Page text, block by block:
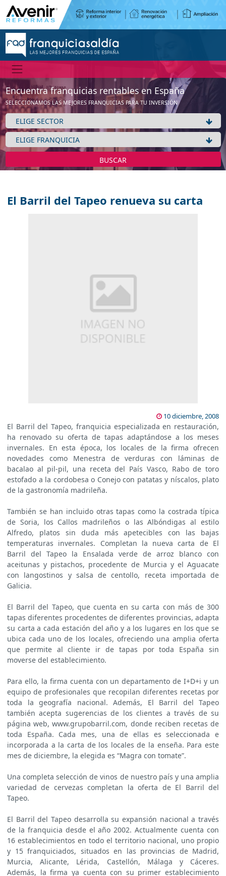
Encuentra franquicias rentables en España
SELECCIONAMOS LAS MEJORES FRANQUICIAS PARA TU INVERSIÓN
BUSCAR
El Barril del Tapeo renueva su carta
10 diciembre, 2008
El Barril del Tapeo, franquicia especializada en restauración,
ha renovado su oferta de tapas adaptándose a los meses
invernales. En esta época, los locales de la firma ofrecen
novedades como Menestra de verduras con láminas de
bacalao al pil-pil, una receta del País Vasco, Rabo de toro
estofado a la cordobesa o Conejo con patatas y níscalos, plato
de la gastronomía madrileña.
También se han incluido otras tapas como la costrada típica
de Soria, los Callos madrileños o las Albóndigas al estilo
Alfredo, platos sin duda más apetecibles con las bajas
temperaturas invernales. Completan la nueva carta de El
Barril del Tapeo la Ensalada verde de arroz blanco con
aceitunas y pistachos, procedente de Murcia y el Aguacate
con langostinos y salsa de centollo, receta importada de
Galicia.
El Barril del Tapeo, que cuenta en su carta con más de 300
tapas diferentes procedentes de diferentes provincias, adapta
su carta a cada estación del año y a los lugares en los que se
ubica cada uno de los locales, ofreciendo una amplia oferta
que permite al cliente ir de tapas por toda España sin
moverse del establecimiento.
Para ello, la firma cuenta con un departamento de I+D+i y un
equipo de profesionales que recopilan diferentes recetas por
toda la geografía nacional. Además, El Barril del Tapeo
también acepta sugerencias de los clientes a través de su
página web, www.grupobarril.com, donde reciben recetas de
toda España. Cada mes, una de ellas es seleccionada e
incorporada a la carta de los locales de la enseña. Para este
mes de diciembre, la elegida es “Magra con tomate”.
Una completa selección de vinos de nuestro país y una amplia
variedad de cervezas completan la oferta de El Barril del
Tapeo.
El Barril del Tapeo desarrolla su expansión nacional a través
de la franquicia desde el año 2002. Actualmente cuenta con
16 establecimientos en todo el territorio nacional, uno propio
y 15 franquiciados, situados en las provincias de Madrid,
Murcia, Alicante, Lérida, Castellón, Málaga y Cáceres.
Además, la firma ya cuenta con su primer establecimiento